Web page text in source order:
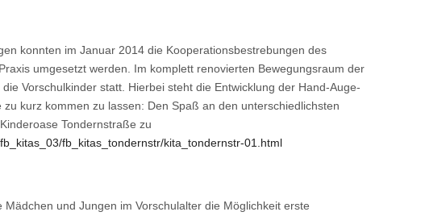
konnten im Januar 2014 die Kooperationsbestrebungen des
umgesetzt werden. Im komplett renovierten Bewegungsraum der
Vorschulkinder statt. Hierbei steht die Entwicklung der Hand-Auge-
kurz kommen zu lassen: Den Spaß an den unterschiedlichsten
Tondernstraße zu
fb_kitas_tondernstr/kita_tondernstr-01.html
und Jungen im Vorschulalter die Möglichkeit erste